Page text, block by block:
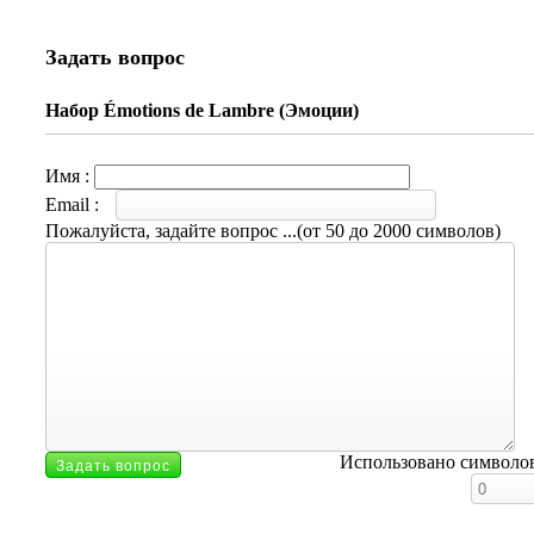
Задать вопрос
Набор Émotions de Lambre (Эмоции)
Имя :
Email :
Пожалуйста, задайте вопрос ...(от 50 до 2000 символов)
Использовано